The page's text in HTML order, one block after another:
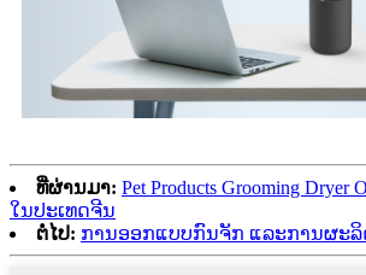
ທີ່ຜ່ານມາ: Pet Products Grooming Dryer
ໃນປະເທດຈີນ
ຕໍ່ໄປ: ການອອກແບບກົນຈັກ ແລະການຜະລິ